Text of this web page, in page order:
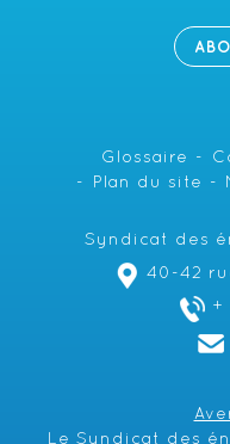
Glossaire
Plan du site
Syndicat des
40-42
+
Le Syndicat des